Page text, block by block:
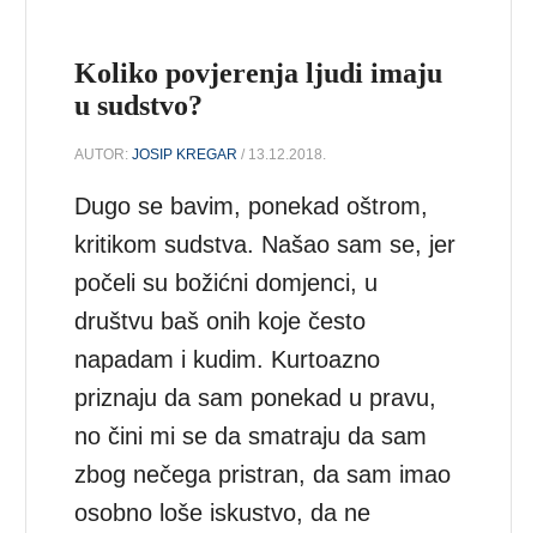
Koliko povjerenja ljudi imaju
u sudstvo?
AUTOR:JOSIP KREGAR / 13.12.2018.
Dugo se bavim, ponekad oštrom,
kritikom sudstva. Našao sam se, jer
počeli su božićni domjenci, u
društvu baš onih koje često
napadam i kudim. Kurtoazno
priznaju da sam ponekad u pravu,
no čini mi se da smatraju da sam
zbog nečega pristran, da sam imao
osobno loše iskustvo, da ne